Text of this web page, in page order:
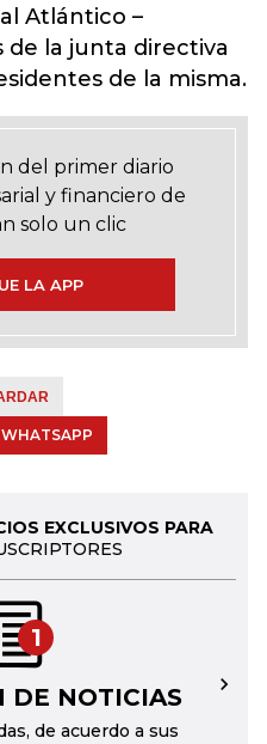
Atlántico –
de la junta directiva
de la misma.
del primer diario
y financiero de
solo un clic
LA APP
EXCLUSIVOS PARA
1
DE NOTICIAS
de acuerdo a sus
→